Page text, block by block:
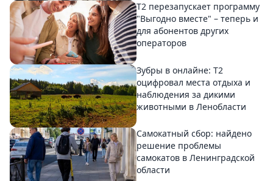
Т2 перезапускает программу
"Выгодно вместе" – теперь и
для абонентов других
операторов
Зубры в онлайне: Т2
оцифровал места отдыха и
наблюдения за дикими
животными в Ленобласти
Самокатный сбор: найдено
решение проблемы
самокатов в Ленинградской
области